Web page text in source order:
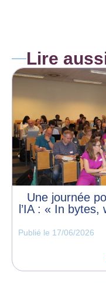
Lire
Une journée
l’IA : « In
Publié le 17/06/2026